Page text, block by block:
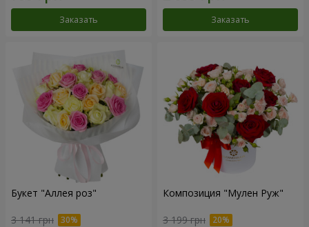
Заказать Заказать
Букет "Аллея роз"
3 141 грн
Композиция "Мулен Руж"
3 199 грн